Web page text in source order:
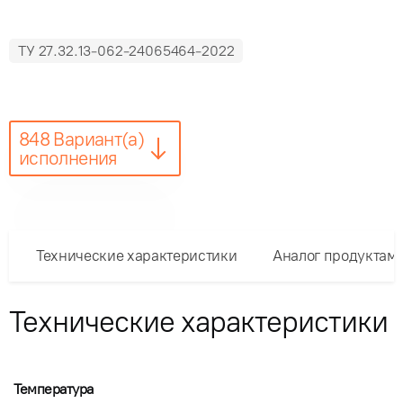
ТУ 27.32.13-062-24065464-2022
848 Вариант(а)
исполнения
Технические характеристики Аналог
Технические характеристики
Температура